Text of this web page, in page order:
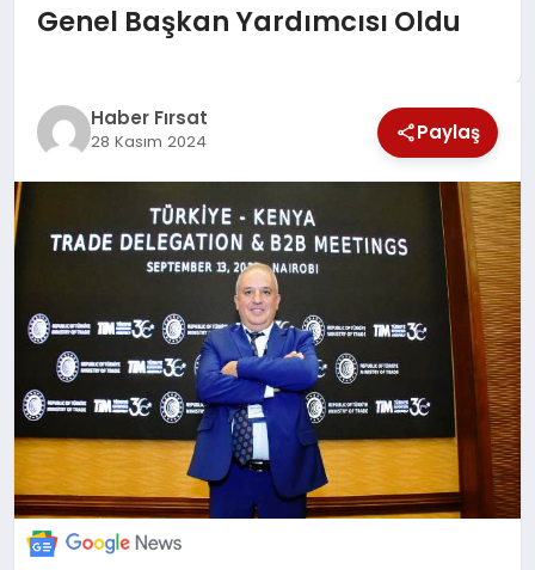
SAĞLIK
MAGAZİN
Genel Başkan Yardımcısı Oldu
Haber Fırsat
28 Kasım 2024 Paylaş